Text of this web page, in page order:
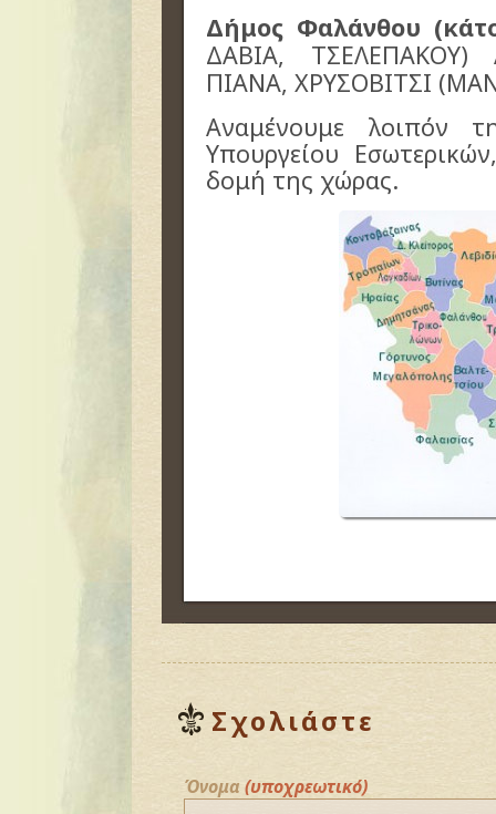
Δήμος Φαλάνθου
ΔΑΒΙΑ, ΤΣΕΛΕΠΑΚΟΥ)
ΠΙΑΝΑ, ΧΡΥΣΟΒΙΤΣΙ
Αναμένουμε λοιπόν
Υπουργείου
δομή της χώρας.
Σχολιάστε
Όνομα (υποχρεωτικό)